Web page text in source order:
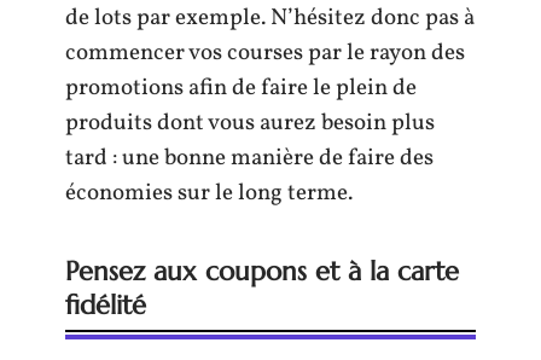
de lots par exemple. N’hésitez donc pas à
commencer vos courses par le rayon des
promotions afin de faire le plein de
produits dont vous aurez besoin plus
tard : une bonne manière de faire des
économies sur le long terme.
Pensez aux coupons et à la carte
fidélité